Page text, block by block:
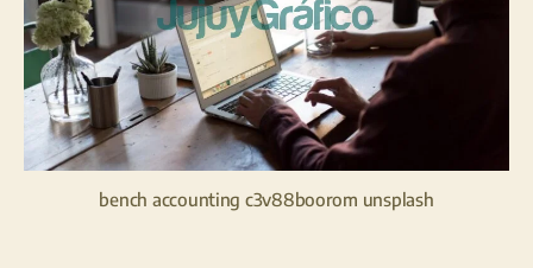
bench accounting c3v88boorom unsplash